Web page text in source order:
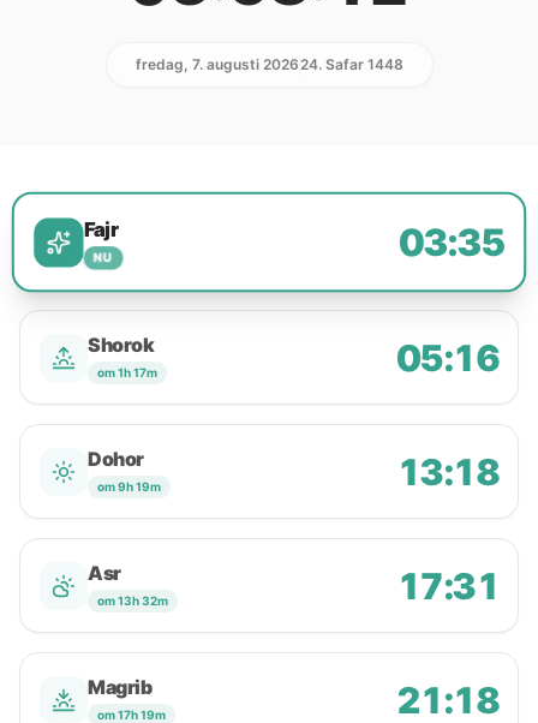
fredag, 7. augusti 202624. Safar 1448
Fajr
NU 03:35
Shorok
om 1h 17m 05:16
Dohor
om 9h 19m 13:18
Asr
om 13h 32m 17:31
Magrib
om 17h 19m 21:18